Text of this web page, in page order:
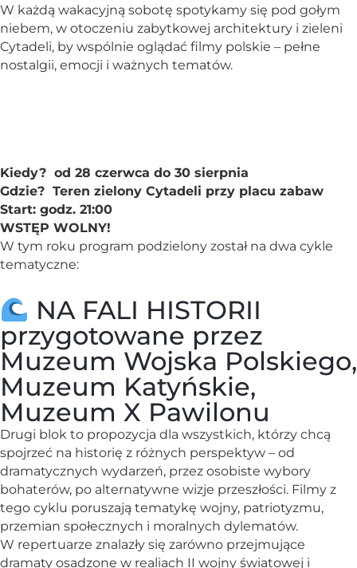
W każdą wakacyjną sobotę spotykamy się pod gołym
niebem, w otoczeniu zabytkowej architektury i zieleni
Cytadeli, by wspólnie oglądać filmy polskie – pełne
nostalgii, emocji i ważnych tematów.
Kiedy? od 28 czerwca do 30 sierpnia
Gdzie? Teren zielony Cytadeli przy placu zabaw
Start: godz. 21:00
WSTĘP WOLNY!
W tym roku program podzielony został na dwa cykle
tematyczne:
NA FALI HISTORII
przygotowane przez
Muzeum Wojska Polskiego,
Muzeum Katyńskie,
Muzeum X Pawilonu
Drugi blok to propozycja dla wszystkich, którzy chcą
spojrzeć na historię z różnych perspektyw – od
dramatycznych wydarzeń, przez osobiste wybory
bohaterów, po alternatywne wizje przeszłości. Filmy z
tego cyklu poruszają tematykę wojny, patriotyzmu,
przemian społecznych i moralnych dylematów.
W repertuarze znalazły się zarówno przejmujące
dramaty osadzone w realiach II wojny światowej i